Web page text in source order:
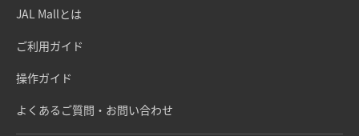
JAL Mallとは
ご利用ガイド
操作ガイド
よくあるご質問・お問い合わせ